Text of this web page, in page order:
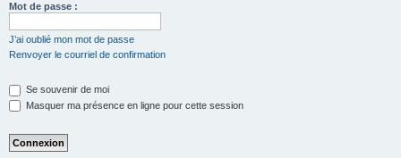
Mot de passe :
J’ai oublié mon mot de passe
Renvoyer le courriel de confirmation
Se souvenir de moi
Masquer ma présence en ligne pour cette session